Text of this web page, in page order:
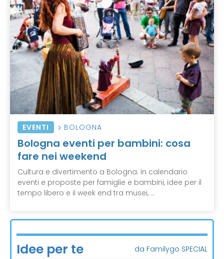
EVENTI BOLOGNA
Bologna eventi per bambini: cosa
fare nei weekend
Cultura e divertimento a Bologna. In calendario
eventi e proposte per famiglie e bambini, idee per il
tempo libero e il week end tra musei, ...
Idee per te da Familygo SPECIAL